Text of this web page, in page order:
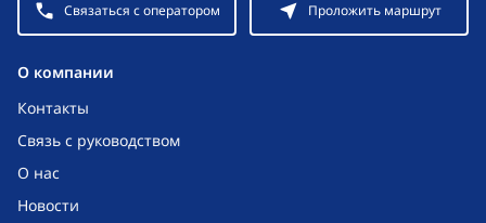
O компании
Контакты
Связь с руководством
О нас
Новости
Связаться с оператором Проложить маршрут